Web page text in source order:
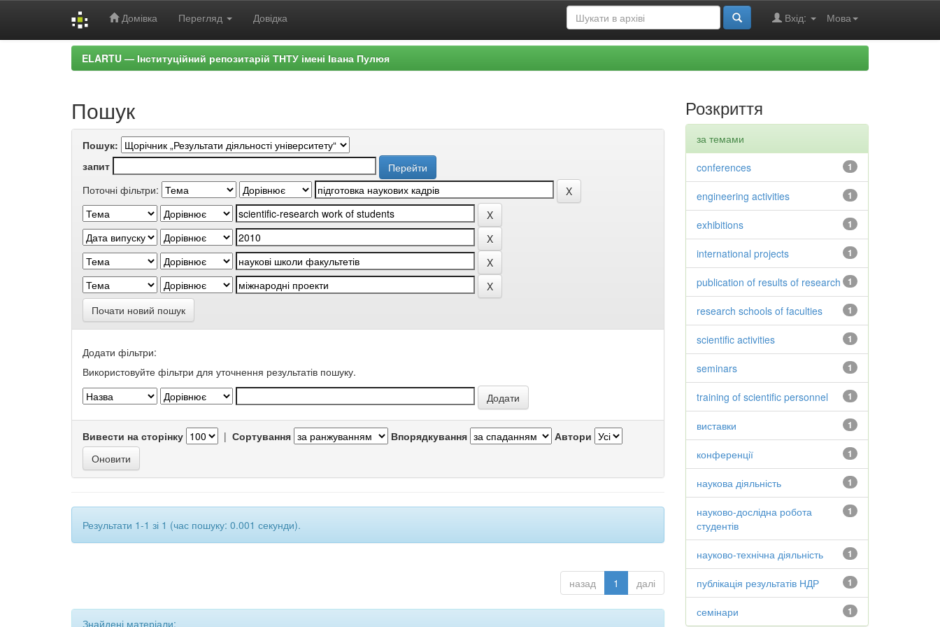
Домівка Перегляд Довідка Мова
Вхід:
ELARTU — Інституційний репозитарій ТНТУ імені Івана Пулюя
Пошук
Пошук:
запит
Поточні фільтри:
Почати новий пошук
Додати фільтри:
Використовуйте фільтри для уточнення результатів пошуку.
Вивести на сторінку | Сортування Впорядкування Автори
Результати 1-1 зі 1 (час пошуку: 0.001 секунди).
назад 1 далі
Знайдені матеріали:
Розкриття
за темами
1
conferences
1
engineering activities
1
exhibitions
1
international projects
1
publication of results of research
1
research schools of faculties
1
scientific activities
1
seminars
1
training of scientific personnel
1
виставки
1
конференції
1
наукова діяльність
1
науково-дослідна робота
студентів
1
науково-технічна діяльність
1
публікація результатів НДР
1
семінари